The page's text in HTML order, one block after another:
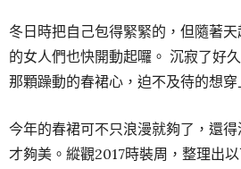
冬日時把自己包得緊緊的，但隨著
的女人們也快開動起囉。 沉寂了好
那顆躁動的春裙心，迫不及待的想穿
今年的春裙可不只浪漫就夠了，還
才夠美。縱觀2017時裝周，整理出